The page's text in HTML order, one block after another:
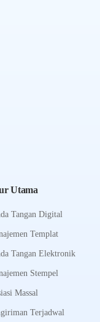
Utama
Tangan Digital
Templat
Tangan Elektronik
Stempel
Massal
Terjadwal